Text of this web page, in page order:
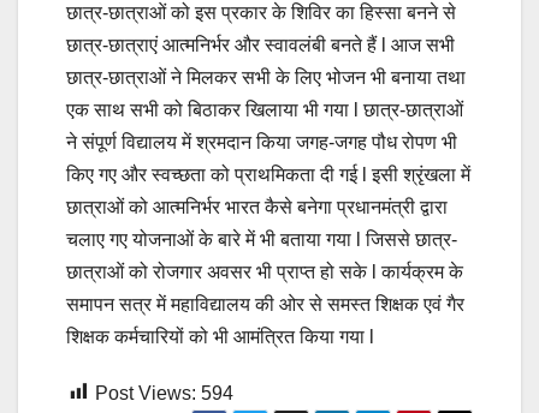
छात्र-छात्राओं को इस प्रकार के शिविर का हिस्सा बनने से
छात्र-छात्राएं आत्मनिर्भर और स्वावलंबी बनते हैं l आज सभी
छात्र-छात्राओं ने मिलकर सभी के लिए भोजन भी बनाया तथा
एक साथ सभी को बिठाकर खिलाया भी गया l छात्र-छात्राओं
ने संपूर्ण विद्यालय में श्रमदान किया जगह-जगह पौध रोपण भी
किए गए और स्वच्छता को प्राथमिकता दी गई l इसी श्रृंखला में
छात्राओं को आत्मनिर्भर भारत कैसे बनेगा प्रधानमंत्री द्वारा
चलाए गए योजनाओं के बारे में भी बताया गया l जिससे छात्र-
छात्राओं को रोजगार अवसर भी प्राप्त हो सके l कार्यक्रम के
समापन सत्र में महाविद्यालय की ओर से समस्त शिक्षक एवं गैर
शिक्षक कर्मचारियों को भी आमंत्रित किया गया l
Post Views: 594